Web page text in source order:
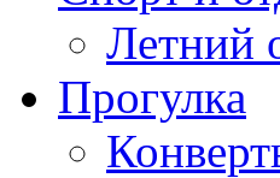
Летний
Прогулка